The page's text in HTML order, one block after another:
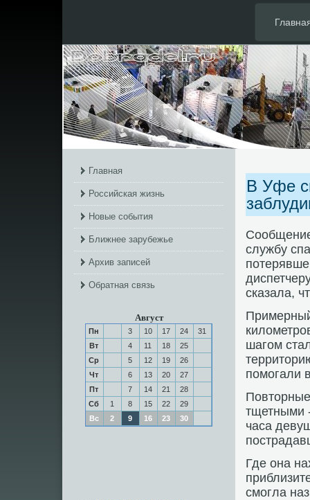
Главная
Российская жизнь
Новые события
Ближнее зарубежье
Архив записей
Обратная связь
Август
Пн 3 10 17 24
31
Вт
4 11 18
25
Ср
5 12 19
26
Чт
6 13 20
27
Пт
7 14 21
28
Сб
1 8 15 22
29
Вс
2 9 16 23 30
В Уфе
службу
сказала,
шагом
помогали
тщетными
часа
Где она
смогла